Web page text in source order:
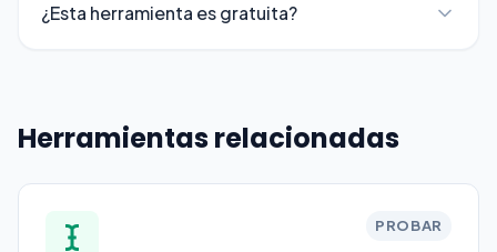
¿Esta herramienta es gratuita?
Herramientas relacionadas
PROBAR